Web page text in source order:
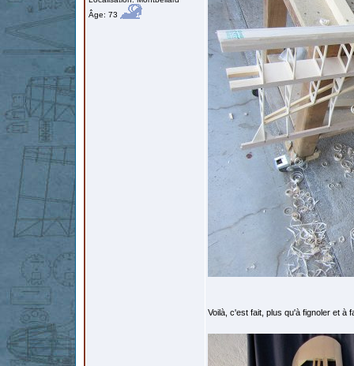
Âge: 73
Voilà, c'est fait, plus qu'à fignoler et à